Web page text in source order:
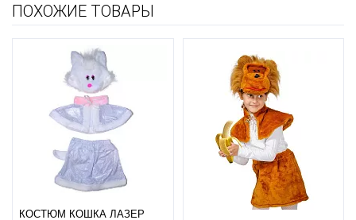
ПОХОЖИЕ ТОВАРЫ
КОСТЮМ КОШКА ЛАЗЕР